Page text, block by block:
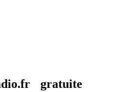
gratuite